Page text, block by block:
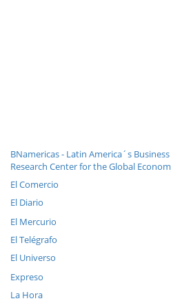
BNamericas - Latin America´s
Research Center for the Global
El Comercio
El Diario
El Mercurio
El Telégrafo
El Universo
Expreso
La Hora